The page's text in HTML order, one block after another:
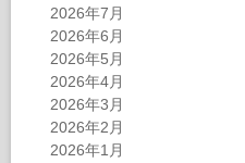
2026年7月
2026年6月
2026年5月
2026年4月
2026年3月
2026年2月
2026年1月